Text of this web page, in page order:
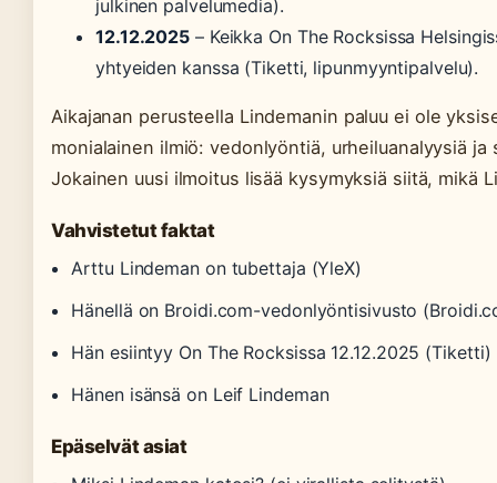
julkinen palvelumedia).
12.12.2025 – Keikka On The Rocksissa
yhtyeiden kanssa (Tiketti, lipunmyyntipalvelu).
Aikajanan perusteella Lindemanin paluu ei ole
monialainen ilmiö: vedonlyöntiä, urheiluanalyysiä
Jokainen uusi ilmoitus lisää kysymyksiä siitä, mikä
Vahvistetut faktat
Arttu Lindeman on tubettaja (YleX)
Hänellä on Broidi.com-vedonlyöntisivusto
Hän esiintyy On The Rocksissa 12.12.2025 (Tiketti)
Hänen isänsä on Leif Lindeman
Epäselvät asiat